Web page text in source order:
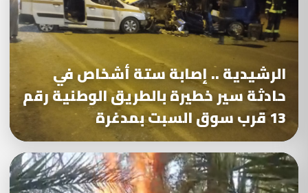
الرشيدية .. إصابة ستة أشخاص في
حادثة سير خطيرة بالطريق الوطنية رقم
13 قرب سوق السبت بمدغرة